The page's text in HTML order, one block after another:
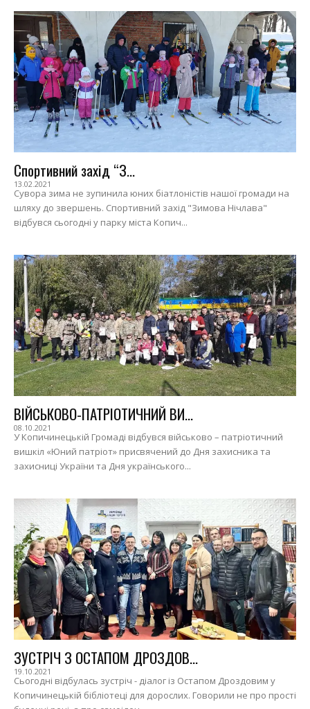
Спортивний захід “З...
13.02.2021
Сувора зима не зупинила юних біатлоністів нашої громади на
шляху до звершень. Спортивний захід "Зимова Нічлава"
відбувся сьогодні у парку міста Копич...
ВІЙСЬКОВО-ПАТРІОТИЧНИЙ ВИ...
08.10.2021
У Копичинецькій Громаді відбувся військово – патріотичний
вишкіл «Юний патріот» присвячений до Дня захисника та
захисниці України та Дня українського...
ЗУСТРІЧ З ОСТАПОМ ДРОЗДОВ...
19.10.2021
Сьогодні відбулась зустріч - діалог із Остапом Дроздовим у
Копичинецькій бібліотеці для дорослих. Говорили не про прості